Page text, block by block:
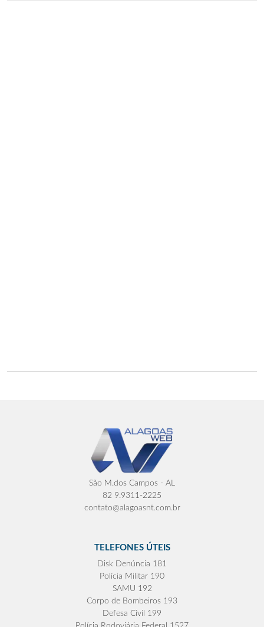
São M.dos Campos - AL
82 9.9311-2225
contato@alagoasnt.com.br
TELEFONES ÚTEIS
Disk Denúncia 181
Polícia Militar 190
SAMU 192
Corpo de Bombeiros 193
Defesa Civil 199